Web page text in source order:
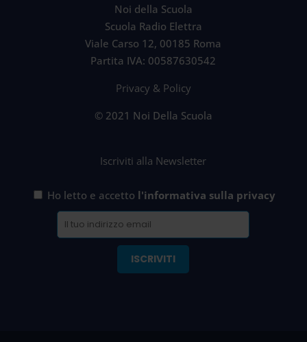
Noi della Scuola
Scuola Radio Elettra
Viale Carso 12, 00185 Roma
Partita IVA: 00587630542
Privacy & Policy
© 2021 Noi Della Scuola
Iscriviti alla Newsletter
Ho letto e accetto l'informativa sulla privacy